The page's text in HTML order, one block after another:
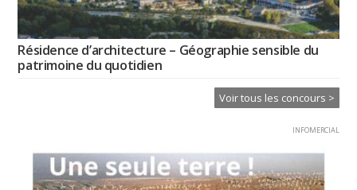
Résidence d’architecture – Géographie sensible du
patrimoine du quotidien
Voir tous les concours >
INFOMERCIAL